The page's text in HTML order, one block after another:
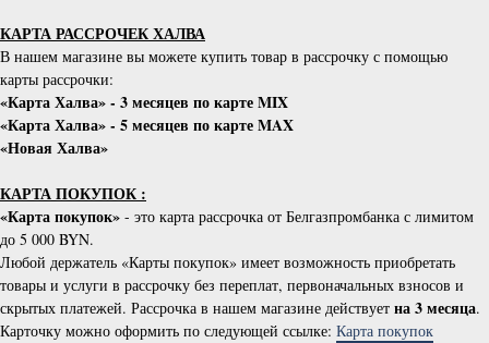
КАРТА РАССРОЧЕК ХАЛВА
В нашем магазине вы можете купить товар в рассрочку с помощью
карты рассрочки:
«Карта Халва» - 3 месяцев по карте MIX
«Карта Халва» - 5 месяцев по карте MAX
«Новая Халва»
КАРТА ПОКУПОК :
«Карта покупок» - это карта рассрочка от Белгазпромбанка с лимитом
до 5 000 BYN.
Любой держатель «Карты покупок» имеет возможность приобретать
товары и услуги в рассрочку без переплат, первоначальных взносов и
скрытых платежей. Рассрочка в нашем магазине действует на 3 месяца.
Карточку можно оформить по следующей ссылке: Карта покупок